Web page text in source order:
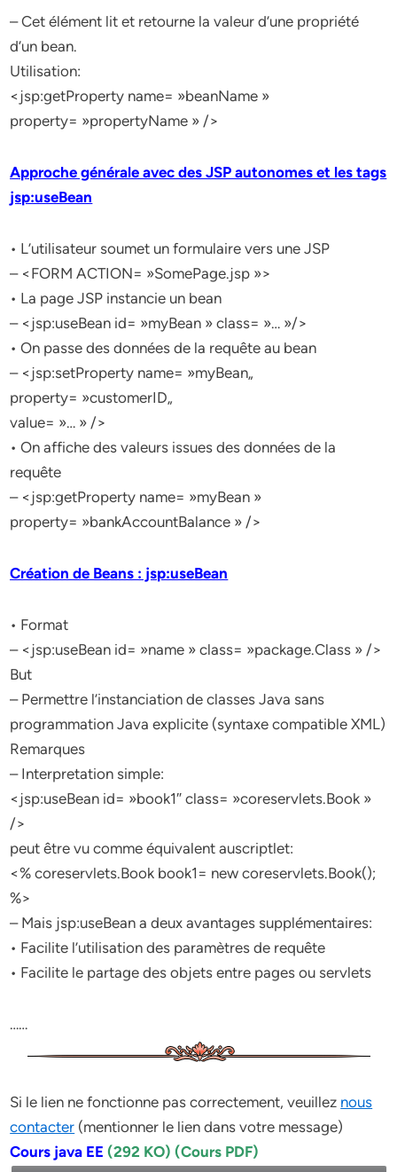
– Cet élément lit et retourne la valeur d’une propriété
d’un bean.
Utilisation:
<jsp:getProperty name= »beanName »
property= »propertyName » />
Approche générale avec des JSP autonomes et les tags
jsp:useBean
• L’utilisateur soumet un formulaire vers une JSP
– <FORM ACTION= »SomePage.jsp »>
• La page JSP instancie un bean
– <jsp:useBean id= »myBean » class= »… »/>
• On passe des données de la requête au bean
– <jsp:setProperty name= »myBean„
property= »customerID„
value= »… » />
• On affiche des valeurs issues des données de la
requête
– <jsp:getProperty name= »myBean »
property= »bankAccountBalance » />
Création de Beans : jsp:useBean
• Format
– <jsp:useBean id= »name » class= »package.Class » />
But
– Permettre l’instanciation de classes Java sans
programmation Java explicite (syntaxe compatible XML)
Remarques
– Interpretation simple:
<jsp:useBean id= »book1″ class= »coreservlets.Book »
/>
peut être vu comme équivalent auscriptlet:
<% coreservlets.Book book1= new coreservlets.Book();
%>
– Mais jsp:useBean a deux avantages supplémentaires:
• Facilite l’utilisation des paramètres de requête
• Facilite le partage des objets entre pages ou servlets
……
Si le lien ne fonctionne pas correctement, veuillez nous
contacter (mentionner le lien dans votre message)
Cours java EE(292 KO) (Cours PDF)